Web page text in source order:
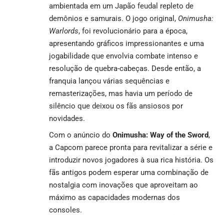
ambientada em um Japão feudal repleto de
demônios e samurais. O jogo original, Onimusha:
Warlords, foi revolucionário para a época,
apresentando gráficos impressionantes e uma
jogabilidade que envolvia combate intenso e
resolução de quebra-cabeças. Desde então, a
franquia lançou várias sequências e
remasterizações, mas havia um período de
silêncio que deixou os fãs ansiosos por
novidades.
Com o anúncio do Onimusha: Way of the Sword,
a Capcom parece pronta para revitalizar a série e
introduzir novos jogadores à sua rica história. Os
fãs antigos podem esperar uma combinação de
nostalgia com inovações que aproveitam ao
máximo as capacidades modernas dos
consoles.